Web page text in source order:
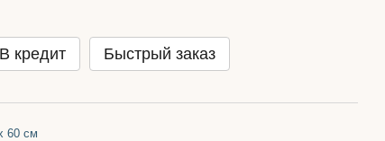
В кредит Быстрый заказ
60 см